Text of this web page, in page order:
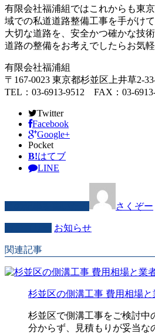
有限会社福浦組ではこれからも東
域での私道道路整備工事を手がけて
大切な道路を、安全かつ確かな技
道路の整備をお考えでしたらお気
有限会社福浦組
〒167-0023 東京都杉並区上井草2-
TEL：03-6913-9512 FAX：03-
Twitter
Facebook
Google+
Pocket
B!はてブ
LINE
さくぞー
お知らせ
関連記事
杉並区の側溝工事 費用相場
杉並区で側溝工事をご検討中
分からず、見積もりが妥当な